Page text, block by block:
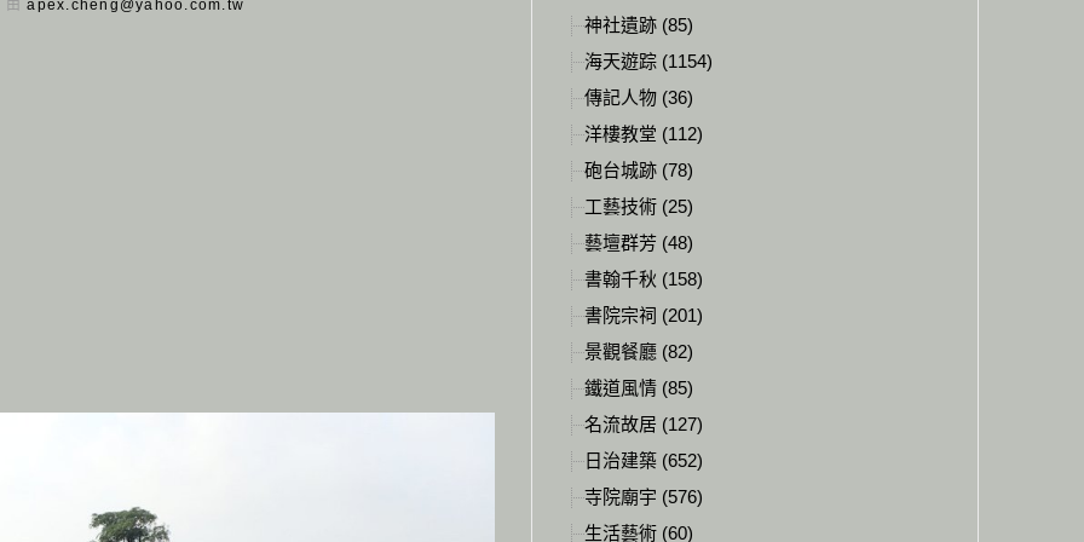
由apex.cheng@yahoo.com.tw
神社遺跡 (85)
海天遊踪 (1154)
傳記人物 (36)
洋樓教堂 (112)
砲台城跡 (78)
工藝技術 (25)
藝壇群芳 (48)
書翰千秋 (158)
書院宗祠 (201)
景觀餐廳 (82)
鐵道風情 (85)
名流故居 (127)
日治建築 (652)
寺院廟宇 (576)
生活藝術 (60)